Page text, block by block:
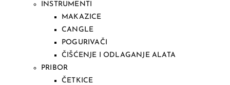
INSTRUMENTI
MAKAZICE
CANGLE
POGURIVAČI
ČIŠĆENJE I ODLAGANJE ALATA
PRIBOR
ČETKICE